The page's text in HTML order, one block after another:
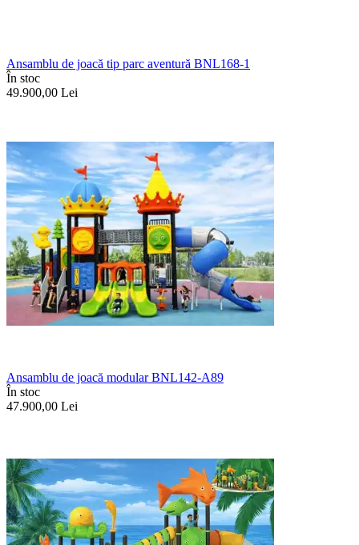
Ansamblu de joacă tip parc aventură BNL168-1
În stoc
49.900,00 Lei
Ansamblu de joacă modular BNL142-A89
În stoc
47.900,00 Lei